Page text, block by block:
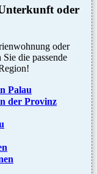
oder
oder
die passende
Palau
der Provinz